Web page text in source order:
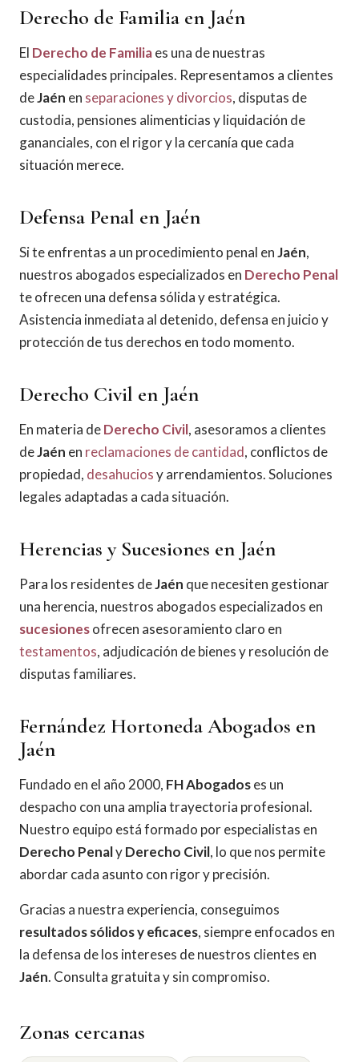
Derecho de Familia en Jaén
El Derecho de Familiaes una de nuestras
especialidades principales. Representamos a clientes
deJaén en separaciones y divorcios, disputas de
custodia, pensiones alimenticias y liquidación de
gananciales, con el rigor y la cercanía que cada
situación merece.
Defensa Penal en Jaén
Si te enfrentas a un procedimiento penal enJaén,
nuestros abogados especializados en Derecho Penal
te ofrecen una defensa sólida y estratégica.
Asistencia inmediata al detenido, defensa en juicio y
protección de tus derechos en todo momento.
Derecho Civil en Jaén
En materia deDerecho Civil, asesoramos a clientes
deJaén en reclamaciones de cantidad, conflictos de
propiedad, desahuciosy arrendamientos. Soluciones
legales adaptadas a cada situación.
Herencias y Sucesiones en Jaén
Para los residentes deJaén que necesiten gestionar
una herencia, nuestros abogados especializados en
sucesionesofrecen asesoramiento claro en
testamentos, adjudicación de bienes y resolución de
disputas familiares.
Fernández Hortoneda Abogados en
Jaén
Fundado en el año 2000, FH Abogadoses un
despacho con una amplia trayectoria profesional.
Nuestro equipo está formado por especialistas en
Derecho PenalyDerecho Civil, lo que nos permite
abordar cada asunto con rigor y precisión.
Gracias a nuestra experiencia, conseguimos
resultados sólidos y eficaces, siempre enfocados en
la defensa de los intereses de nuestros clientes en
Jaén. Consulta gratuita y sin compromiso.
Zonas cercanas